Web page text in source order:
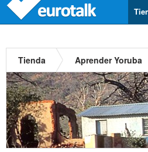
Tienda Aprender Yoruba